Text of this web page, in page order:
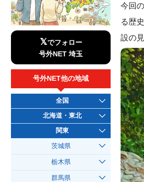
今回
る歴
設の
𝕏でフォロー
号外NET 埼玉
号外NET他の地域
全国
北海道・東北
関東
茨城県
栃木県
群馬県